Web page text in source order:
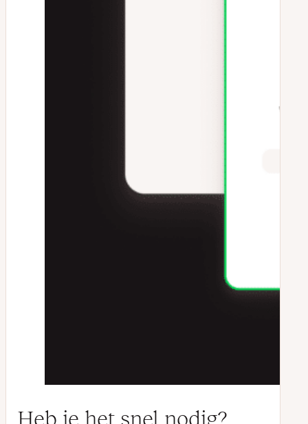
Heb je het snel nodig?